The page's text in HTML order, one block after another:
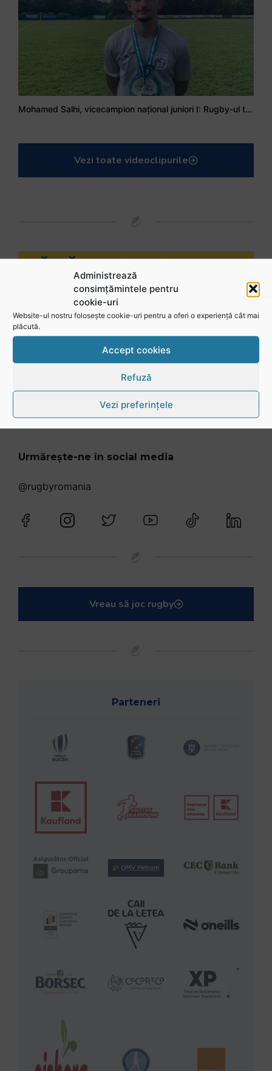
Administrează
consimțămintele pentru
cookie-uri
Website-ul nostru folosește cookie-uri pentru a oferi o experiență cât mai
plăcută.
Accept cookies
Refuză
Vezi preferințele
Mohamed Salhi, vicecampion național juniori I: Rugby-ul te învață să accepți și înfrângerile
Vezi toate videoclipurile
Urmărește-ne în social media
@rugbyromania
Vreau să joc rugby
Parteneri